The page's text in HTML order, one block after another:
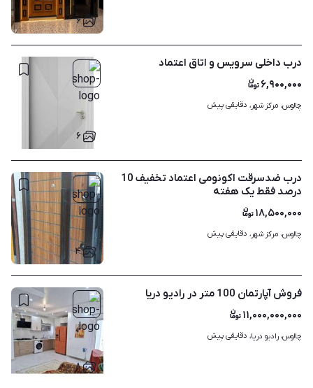
۶
۶
درب داخلی سرویس و اتاق اعتماد
۶,۹۰۰,۰۰۰
چالوس، مرکز شهر، دقایقی پیش
۴
درب ضدسرقت اکونومی اعتماد تخفیف 10
درصد فقط یک هفته
۱۸,۵۰۰,۰۰۰
چالوس، مرکز شهر، دقایقی پیش
۸
فروش آپارتمان 100 متر در رادیو دریا
۱۱,۰۰۰,۰۰۰,۰۰۰
چالوس، رادیو دریا، دقایقی پیش